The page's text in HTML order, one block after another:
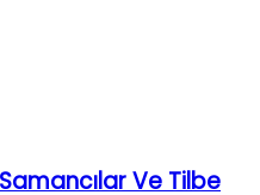
Ve Tilbe